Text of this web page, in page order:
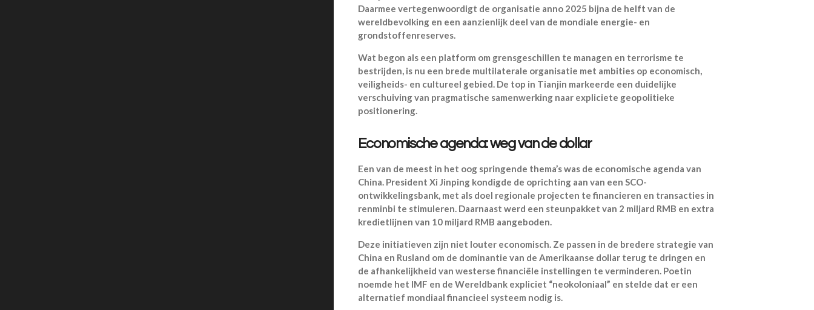
Daarmee vertegenwoordigt de organisatie anno 2025 bijna de helft van de
wereldbevolking en een aanzienlijk deel van de mondiale energie- en
grondstoffenreserves.
Wat begon als een platform om grensgeschillen te managen en terrorisme te
bestrijden, is nu een brede multilaterale organisatie met ambities op economisch,
veiligheids- en cultureel gebied. De top in Tianjin markeerde een duidelijke
verschuiving van pragmatische samenwerking naar expliciete geopolitieke
positionering.
Economische agenda: weg van de dollar
Een van de meest in het oog springende thema’s was de economische agenda van
China. President Xi Jinping kondigde de oprichting aan van een SCO-
ontwikkelingsbank, met als doel regionale projecten te financieren en transacties in
renminbi te stimuleren. Daarnaast werd een steunpakket van 2 miljard RMB en extra
kredietlijnen van 10 miljard RMB aangeboden.
Deze initiatieven zijn niet louter economisch. Ze passen in de bredere strategie van
China en Rusland om de dominantie van de Amerikaanse dollar terug te dringen en
de afhankelijkheid van westerse financiële instellingen te verminderen. Poetin
noemde het IMF en de Wereldbank expliciet “neokoloniaal” en stelde dat er een
alternatief mondiaal financieel systeem nodig is.